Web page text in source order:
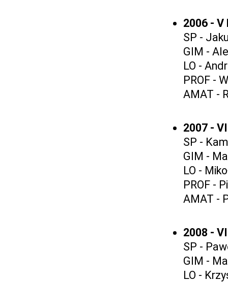
2006 - V
SP -
GIM -
LO -
PROF -
AMAT -
2007 -
SP -
GIM -
LO -
PROF -
AMAT -
2008 -
SP -
GIM -
LO -